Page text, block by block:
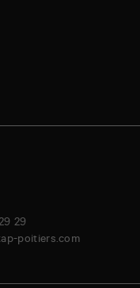
29
poitiers.com